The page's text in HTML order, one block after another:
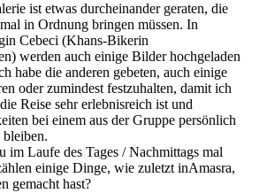
ist etwas durcheinander geraten, die
in Ordnung bringen müssen. In
Cebeci (Khans-Bikerin
werden auch einige Bilder hochgeladen
habe die anderen gebeten, auch einige
oder zumindest festzuhalten, damit ich
Reise sehr erlebnisreich ist und
bei einem aus der Gruppe persönlich
bleiben.
im Laufe des Tages / Nachmittags mal
einige Dinge, wie zuletzt inAmasra,
gemacht hast?